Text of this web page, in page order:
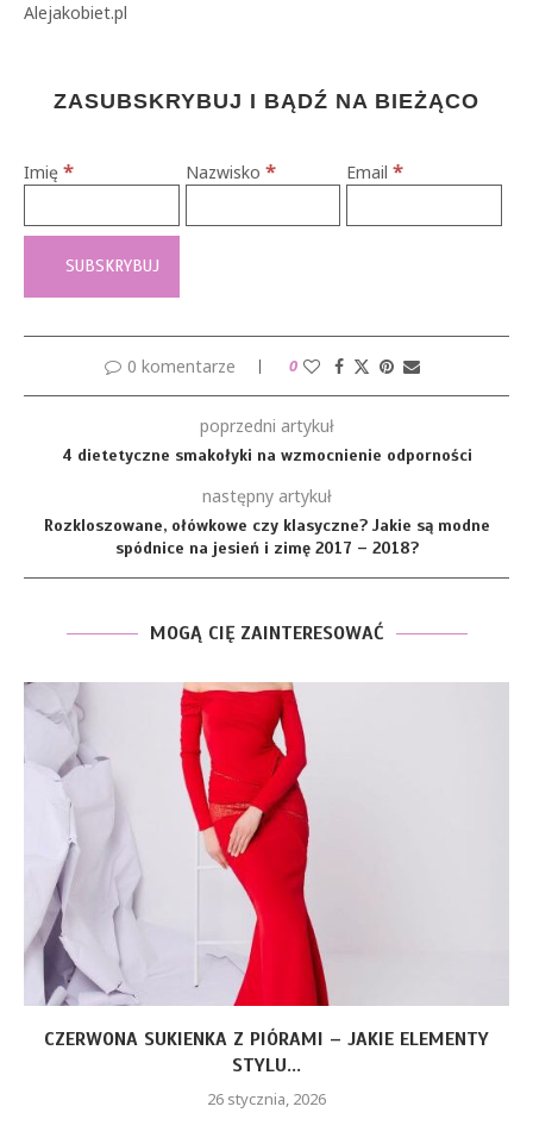
Alejakobiet.pl
ZASUBSKRYBUJ I BĄDŹ NA BIEŻĄCO
Imię * Nazwisko * Email*
0 komentarze 0
poprzedni artykuł
4 dietetyczne smakołyki na wzmocnienie odporności
następny artykuł
Rozkloszowane, ołówkowe czy klasyczne? Jakie są modne
spódnice na jesień i zimę 2017 – 2018?
MOGĄ CIĘ ZAINTERESOWAĆ
CZERWONA SUKIENKA Z PIÓRAMI – JAKIE ELEMENTY
STYLU...
26 stycznia, 2026